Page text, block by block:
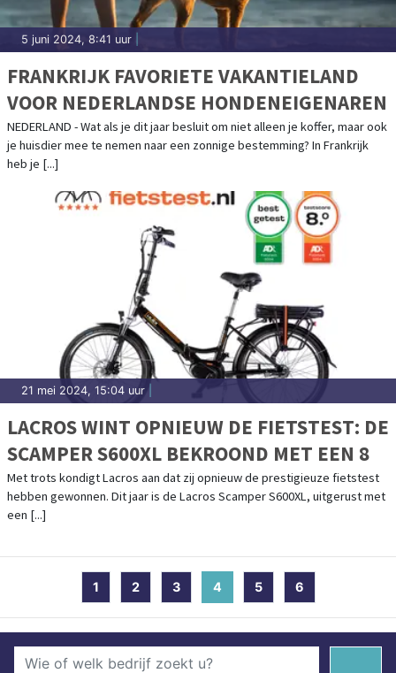
5 juni 2024, 8:41 uur
FRANKRIJK FAVORIETE VAKANTIELAND
VOOR NEDERLANDSE HONDENEIGENAREN
NEDERLAND - Wat als je dit jaar besluit om niet alleen je koffer, maar ook
je huisdier mee te nemen naar een zonnige bestemming? In Frankrijk
heb je [...]
21 mei 2024, 15:04 uur
LACROS WINT OPNIEUW DE FIETSTEST: DE
SCAMPER S600XL BEKROOND MET EEN 8
Met trots kondigt Lacros aan dat zij opnieuw de prestigieuze fietstest
hebben gewonnen. Dit jaar is de Lacros Scamper S600XL, uitgerust met
een [...]
1 2 3 4 (current)
5 6